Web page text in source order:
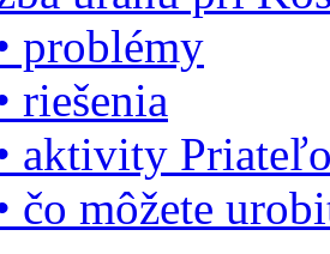
problémy
riešenia
aktivity
čo môžete